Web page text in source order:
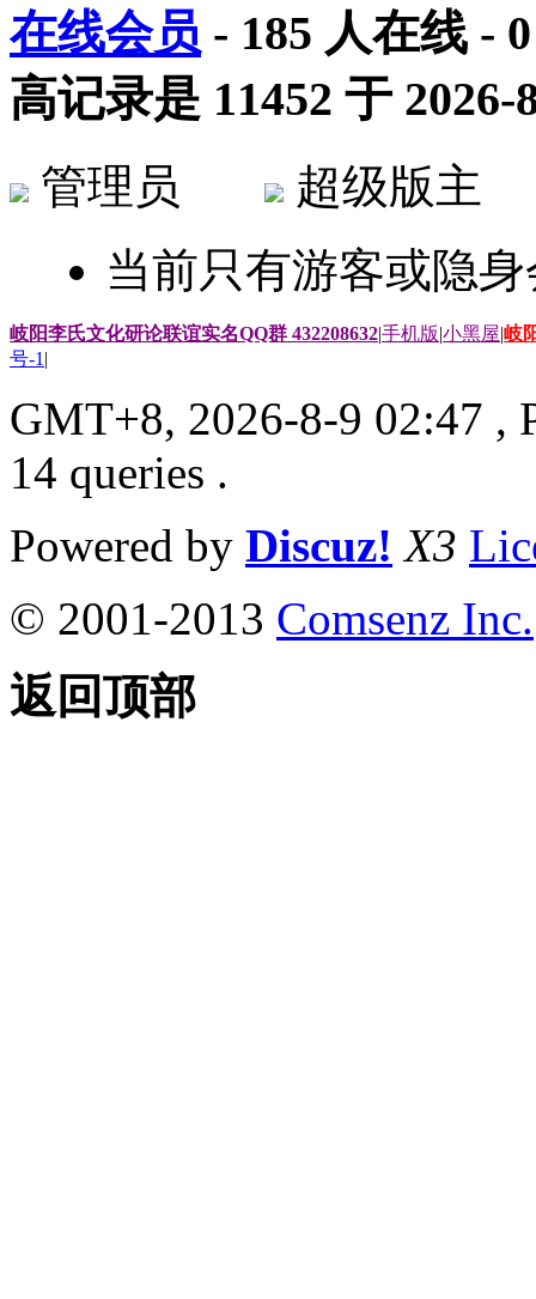
在线会员 - 185 人在线 - 0
高记录是 11452 于 2026-
管理员
超级版
当前只有游客或隐
岐阳李氏文化研论联谊实名QQ群 432208632|手机版|小黑屋|岐
号-1 |
GMT+8, 2026-8-9 02:47 ,
14 queries .
Powered by Discuz! X3
© 2001-2013 Comsenz Inc.
返回顶部